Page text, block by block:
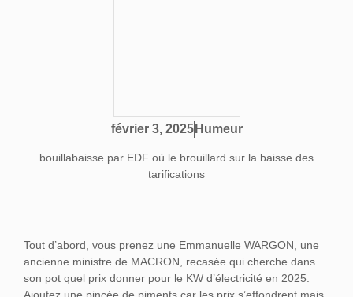
février 3, 2025 Humeur
bouillabaisse par EDF où le brouillard sur la baisse des
tarifications
Tout d’abord, vous prenez une Emmanuelle WARGON, une
ancienne ministre de MACRON, recasée qui cherche dans
son pot quel prix donner pour le KW d’électricité en 2025.